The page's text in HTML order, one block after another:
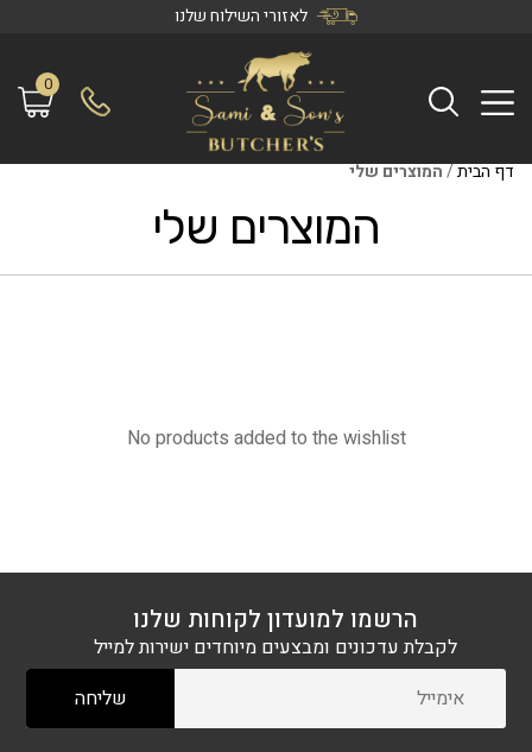
לאזורי השילוח שלנו
0
המוצרים שלי
דף הבית/המוצרים שלי
No products added to the wishlist
הרשמו למועדון לקוחות שלנו
לקבלת עדכונים ומבצעים מיוחדים ישירות למייל